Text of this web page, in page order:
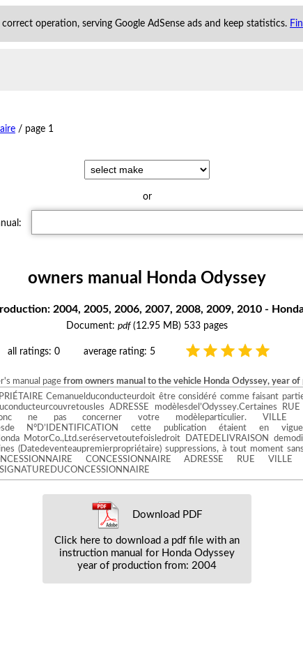
correct operation, serving Google AdSense ads and keep statistics.
/ page 1
or
owners manual Honda Odyssey
2004, 2005, 2006, 2007, 2008, 2009, 2010 -
Document: pdf(12.95 MB) 533 pages
all ratings: 0 average rating: 5
manual page from owners manual to the vehicle Honda Odyssey, year
Cemanuelduconducteurdoit être considéré comme faisant
ADRESSE modèlesdel’Odyssey.Certaines
ne pas concerner votre modèleparticulier. VILLE
N°D’IDENTIFICATION cette publication étaient en
MotorCo.,Ltd.seréservetoutefoisledroit DATEDELIVRAISON
(Datedeventeaupremierpropriétaire) suppressions, à tout moment
CONCESSIONNAIRE ADRESSE RUE VILLE
Download PDF
Click here to download a pdf file with an
instruction manual for Honda Odyssey
year of production from: 2004